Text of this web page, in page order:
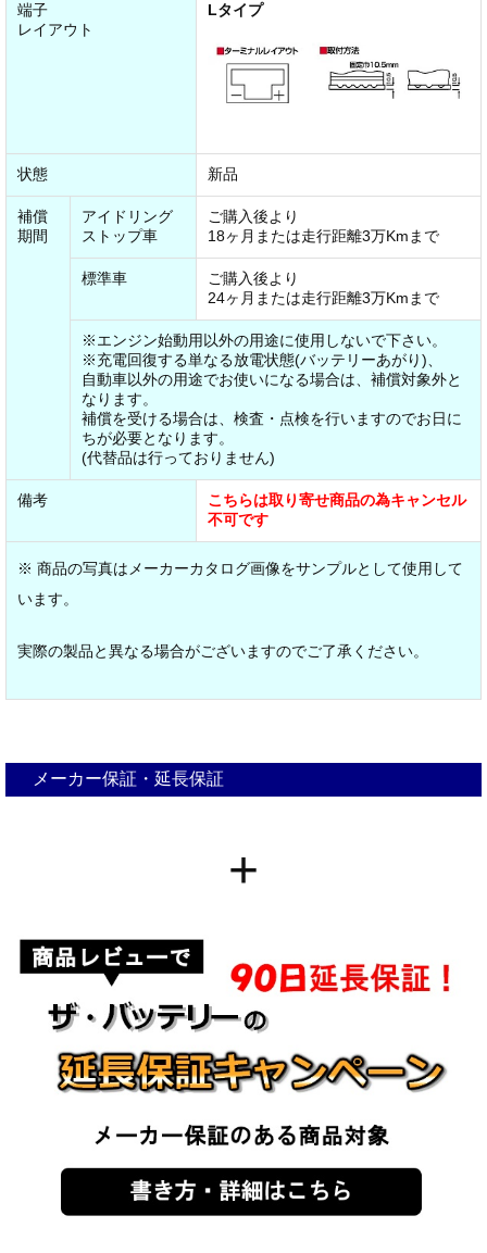
端子
レイアウト
Lタイプ
状態 新品
補償
期間
アイドリング
ストップ車
ご購入後より
18ヶ月または走行距離3万Kmまで
標準車
ご購入後より
24ヶ月または走行距離3万Kmまで
※エンジン始動用以外の用途に使用しないで下さい。
※充電回復する単なる放電状態(バッテリーあがり)、
自動車以外の用途でお使いになる場合は、補償対象外と
なります。
補償を受ける場合は、検査・点検を行いますのでお日に
ちが必要となります。
(代替品は行っておりません)
備考
こちらは取り寄せ商品の為キャンセル
不可です
※ 商品の写真はメーカーカタログ画像をサンプルとして使用して
います。
実際の製品と異なる場合がございますのでご了承ください。
メーカー保証・延長保証
+